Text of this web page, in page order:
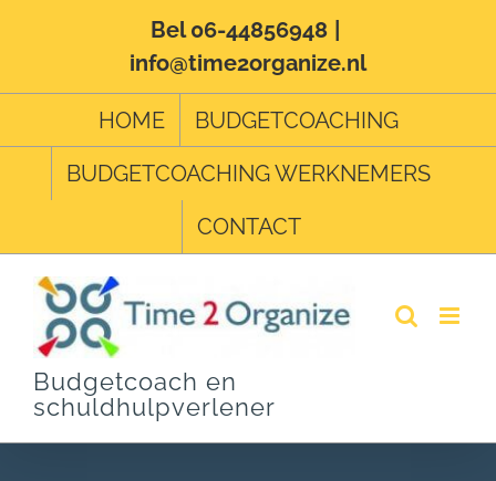
Bel 06-44856948
info@time2organize.nl
HOME
BUDGETCOACHING
BUDGETCOACHING WERKNEMERS
CONTACT
Budgetcoach en
schuldhulpverlener